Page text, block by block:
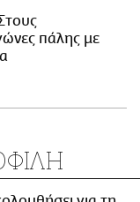
πάλης με